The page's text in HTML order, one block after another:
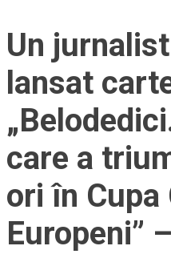
Un
lansat
care a
ori în Cupa
Europeni”